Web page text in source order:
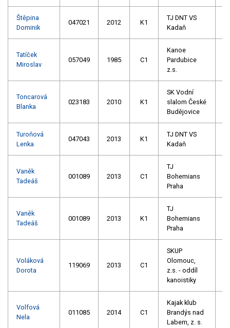
Štěpina
Dominik
047021 2012 K1
TJ DNT VS
Kadaň
Tatíček
Miroslav
057049 1985 C1
Kanoe
Pardubice
z.s.
Toncarová
Blanka
023183 2010 K1
SK Vodní
slalom České
Budějovice
Turoňová
Lenka
047043 2013 K1
TJ DNT VS
Kadaň
Vaněk
Tadeáš
001089 2013 C1
TJ
Bohemians
Praha
Vaněk
Tadeáš
001089 2013 K1
TJ
Bohemians
Praha
Voláková
Dorota
119069 2013 C1
SKUP
Olomouc,
z.s. - oddíl
kanoistiky
Volfová
Nela
011085 2014 C1
Kajak klub
Brandýs nad
Labem, z. s.